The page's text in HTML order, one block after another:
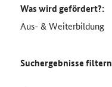
Was wird gefördert?:
Aus- & Weiterbildung
Suchergebnisse filtern